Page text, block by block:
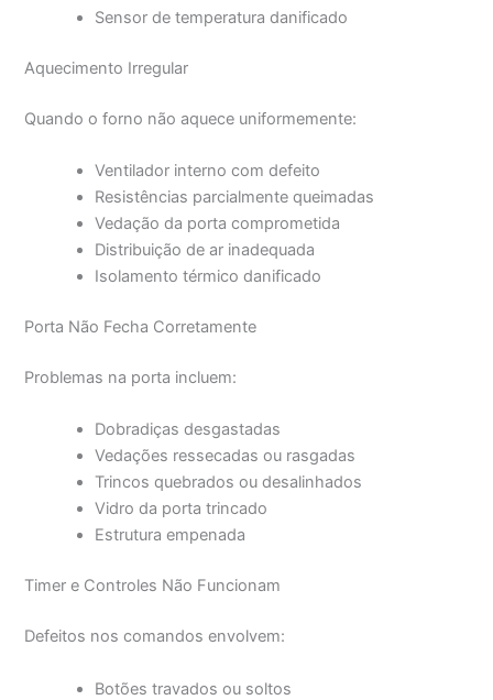
Sensor de temperatura danificado
Aquecimento Irregular
Quando o forno não aquece uniformemente:
Ventilador interno com defeito
Resistências parcialmente queimadas
Vedação da porta comprometida
Distribuição de ar inadequada
Isolamento térmico danificado
Porta Não Fecha Corretamente
Problemas na porta incluem:
Dobradiças desgastadas
Vedações ressecadas ou rasgadas
Trincos quebrados ou desalinhados
Vidro da porta trincado
Estrutura empenada
Timer e Controles Não Funcionam
Defeitos nos comandos envolvem:
Botões travados ou soltos